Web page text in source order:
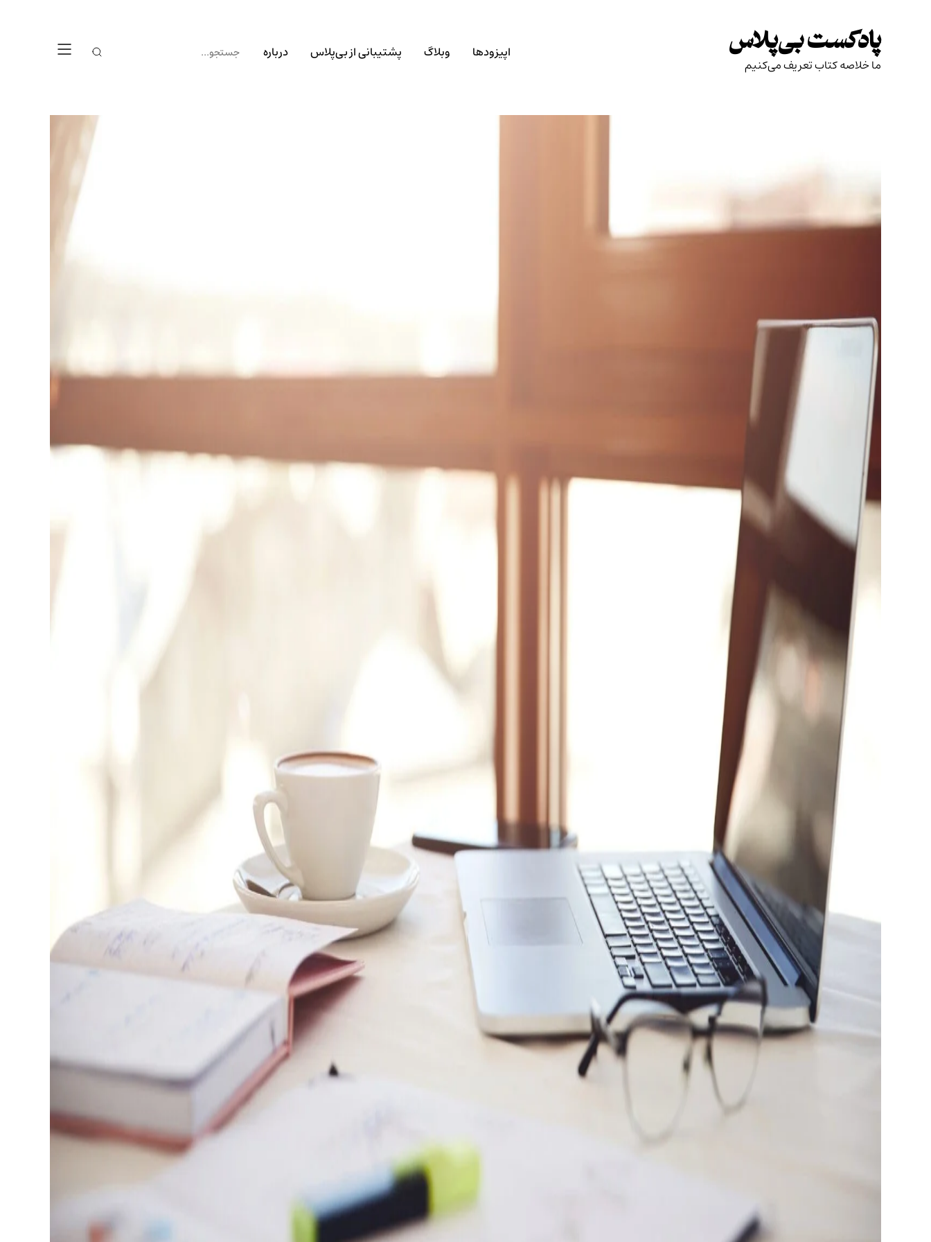
to
content
پادکست بی‌پلاس
ما خلاصه کتاب تعریف می‌کنیم
اپیزودها وبلاگ پشتیبانی از بی‌پلاس درباره